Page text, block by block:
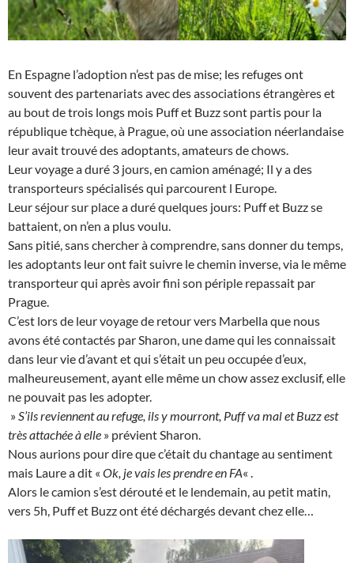
En Espagne l’adoption n’est pas de mise; les refuges ont
souvent des partenariats avec des associations étrangères et
au bout de trois longs mois Puff et Buzz sont partis pour la
république tchèque, à Prague, où une association néerlandaise
leur avait trouvé des adoptants, amateurs de chows.
Leur voyage a duré 3 jours, en camion aménagé; Il y a des
transporteurs spécialisés qui parcourent l Europe.
Leur séjour sur place a duré quelques jours: Puff et Buzz se
battaient, on n’en a plus voulu.
Sans pitié, sans chercher à comprendre, sans donner du temps,
les adoptants leur ont fait suivre le chemin inverse, via le même
transporteur qui après avoir fini son périple repassait par
Prague.
C’est lors de leur voyage de retour vers Marbella que nous
avons été contactés par Sharon, une dame qui les connaissait
dans leur vie d’avant et qui s’était un peu occupée d’eux,
malheureusement, ayant elle même un chow assez exclusif, elle
ne pouvait pas les adopter.
» S’ils reviennent au refuge, ils y mourront, Puff va mal et Buzz est
très attachée à elle » prévient Sharon.
Nous aurions pour dire que c’était du chantage au sentiment
mais Laure a dit « Ok, je vais les prendre en FA« .
Alors le camion s’est dérouté et le lendemain, au petit matin,
vers 5h, Puff et Buzz ont été déchargés devant chez elle…